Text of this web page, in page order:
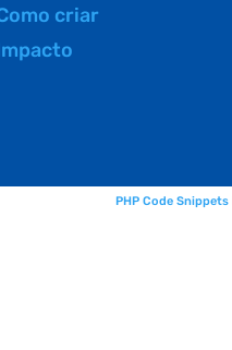
criar
PHP Code Snippets